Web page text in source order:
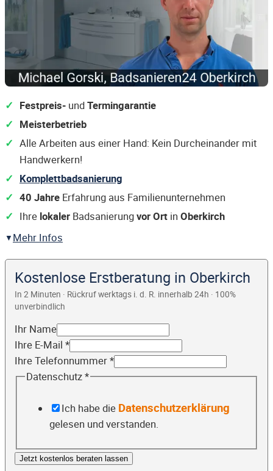
Festpreis- undTermingarantie
Meisterbetrieb
Alle Arbeiten aus einer Hand: Kein Durcheinander mit
Handwerkern!
Komplettbadsanierung
40 Jahre Erfahrung aus Familienunternehmen
Ihre lokaler Badsanierungvor Ort in Oberkirch
Mehr Infos
Kostenlose Erstberatung in Oberkirch
In 2 Minuten · Rückruf werktags i. d. R. innerhalb 24h · 100%
unverbindlich
Ihr Name
Ihre E-Mail *
Ihre Telefonnummer*
Datenschutz*
Ich habe die Datenschutzerklärung
gelesen und verstanden.
Jetzt kostenlos beraten lassen